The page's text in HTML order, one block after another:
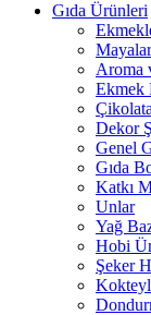
Gıda Ürünleri
Mayalar
Aroma
Ekmek
Dekor
Genel
Gıda
Katkı
Unlar
Yağ
Hobi
Şeker
Kokteyl